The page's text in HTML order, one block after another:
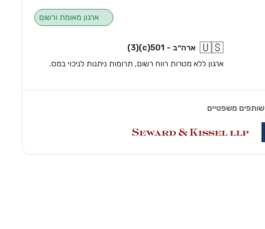
ארגון מאומת ורשום
🇺🇸 ארה״ב - 501(c)(3)
ארגון ללא מטרות רווח רשום, תרומות ניתנות לניכוי במס.
שותפים משפטיים